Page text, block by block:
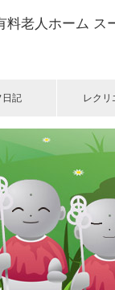
老人ホーム ス
日記 レクリ